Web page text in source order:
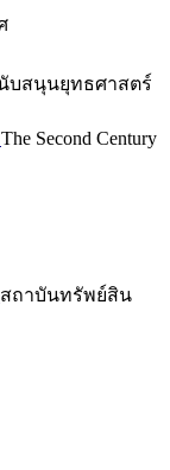
บสนุนยุทธศาสตร์
The Second Century
สถาบันทรัพย์สิน